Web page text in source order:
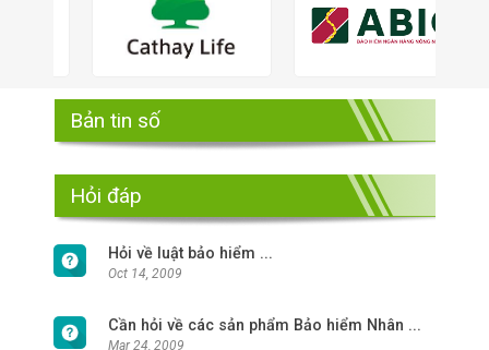
Bản tin số
Hỏi đáp
Hỏi về luật bảo hiểm ...
Oct 14, 2009
Cần hỏi về các sản phẩm Bảo hiểm Nhân ...
Mar 24, 2009